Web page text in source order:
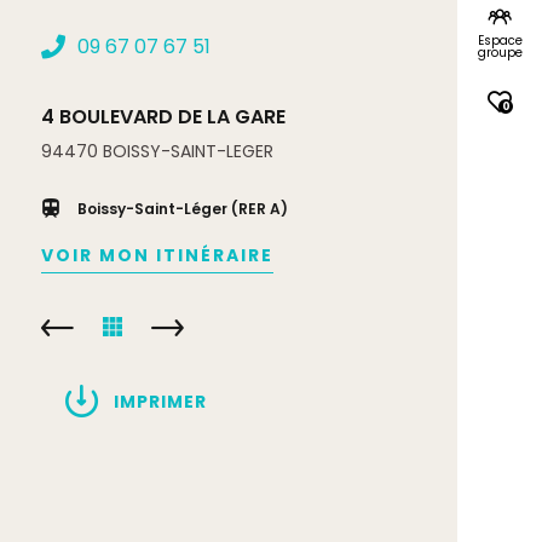
Espace
groupe
0
09 67 07 67 51
4 BOULEVARD DE LA GARE
94470 BOISSY-SAINT-LEGER
Boissy-Saint-Léger (RER A)
VOIR MON ITINÉRAIRE
IMPRIMER